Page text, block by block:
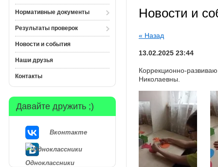
Нормативные документы
Результаты проверок
Новости и события
Наши друзья
Контакты
Давайте дружить ;)
Вконтакте
Одноклассники
Новости и
« Назад
13.02.2025 23:44
Коррекционно-
Николаевны.